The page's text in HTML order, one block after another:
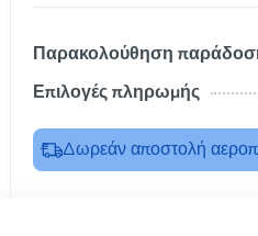
Παρακολούθηση
Επιλογές πληρωμής
Δωρεάν αποστολή